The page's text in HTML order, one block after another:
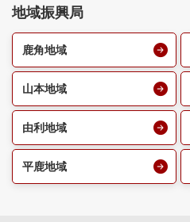
地域振興局
鹿角地域
山本地域
由利地域
平鹿地域